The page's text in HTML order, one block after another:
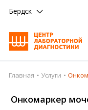
Бердск
Главная
Анализы
Главная Услуги
Онкомаркер